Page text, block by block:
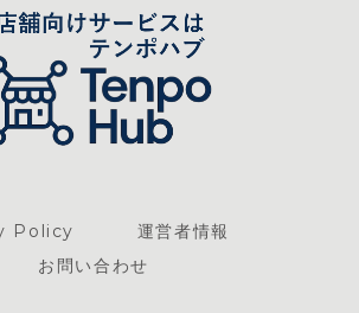
Policy
運営者情報
お問い合わせ